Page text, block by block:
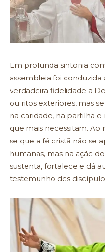
Em profunda sintonia
assembleia foi
verdadeira fidelidade a
ou ritos exteriores, mas
na caridade, na partilha
que mais necessitam.
se que a fé cristã não se
humanas, mas na ação
sustenta, fortalece e dá
testemunho dos